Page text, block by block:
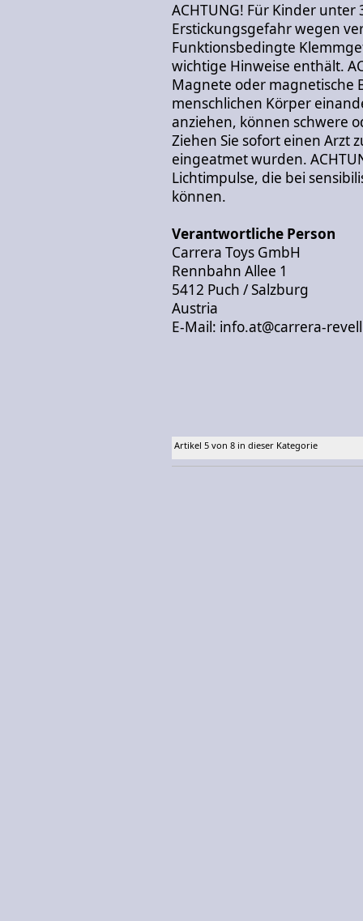
ACHTUNG! Für Kinder
Erstickungsgefahr wegen
Funktionsbedingte
wichtige Hinweise enthält.
Magnete oder magnetische
menschlichen Körper
anziehen, können schwere
Ziehen Sie sofort einen Arzt
eingeatmet wurden.
Lichtimpulse, die bei
können.
Verantwortliche Person
Carrera Toys GmbH
Rennbahn Allee 1
5412 Puch / Salzburg
Austria
E-Mail: info.at@carrera-
Artikel 5 von 8 in dieser Kategorie